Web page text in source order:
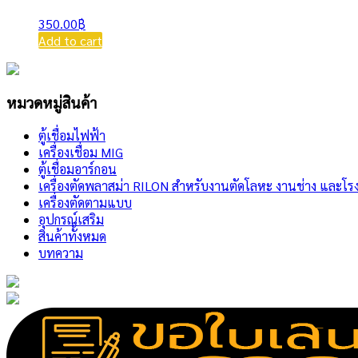
350.00฿
Add to cart
หมวดหมู่สินค้า
ตู้เชื่อมไฟฟ้า
เครื่องเชื่อม MIG
ตู้เชื่อมอาร์กอน
เครื่องตัดพลาสม่า RILON สำหรับงานตัดโลหะ งานช่าง และโร
เครื่องตัดตามแบบ
อุปกรณ์เสริม
สินค้าทั้งหมด
บทความ